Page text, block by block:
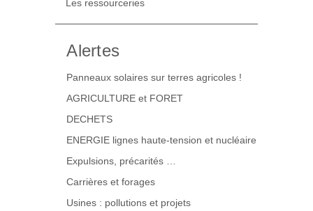
Les ressourceries
Alertes
Panneaux solaires sur terres agricoles !
AGRICULTURE et FORET
DECHETS
ENERGIE lignes haute-tension et nucléaire
Expulsions, précarités …
Carrières et forages
Usines : pollutions et projets